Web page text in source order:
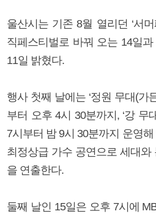
울산시는 기존 8월 열리던 ‘서
직페스티벌로 바꿔 오는 14일
11일 밝혔다.
행사 첫째 날에는 ‘정원 무대(가
부터 오후 4시 30분까지, ‘강 무
7시부터 밤 9시 30분까지 운영
최정상급 가수 공연으로 세대
을 연출한다.
둘째 날인 15일은 오후 7시에